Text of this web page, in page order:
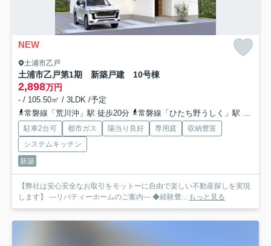
NEW
土浦市乙戸
土浦市乙戸第1期 新築戸建 10号棟
2,898万円
- / 105.50㎡ / 3LDK /予定
常磐線「荒川沖」駅 徒歩20分
常磐線「ひたち野うしく」駅 徒歩58分
駐車2台可 都市ガス 陽当り良好 専用庭
収納豊富
システムキッチン
新築
【弊社は安心安全なお取引をモットーに自由で楽しい不動産探しを実現
します】 ---リバティーホームのご案内--- ◆経験豊... もっと見る